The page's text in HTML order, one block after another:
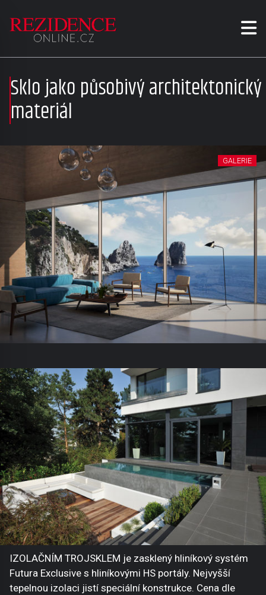
Sklo jako působivý architektonický
materiál
GALERIE
IZOLAČNÍM TROJSKLEM je zasklený hliníkový systém
Futura Exclusive s hliníkovými HS portály. Nejvyšší
tepelnou izolaci jistí speciální konstrukce. Cena dle